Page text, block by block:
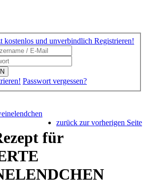
Passwort vergessen?
zurück zur vorherigen Seite
für